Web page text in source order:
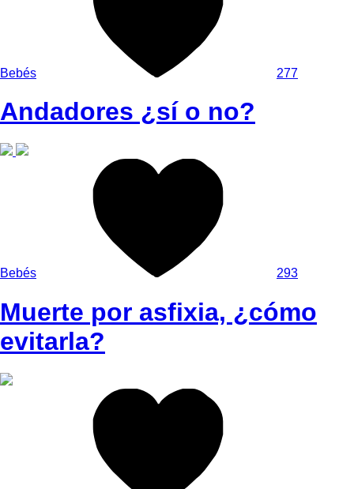
Bebés 277
Andadores ¿sí o no?
Bebés 293
Muerte por asfixia, ¿cómo
evitarla?